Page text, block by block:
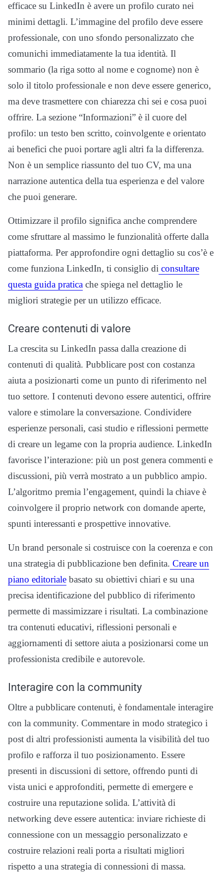
efficace su LinkedIn è avere un profilo curato nei
minimi dettagli. L’immagine del profilo deve essere
professionale, con uno sfondo personalizzato che
comunichi immediatamente la tua identità. Il
sommario (la riga sotto al nome e cognome) non è
solo il titolo professionale e non deve essere generico,
ma deve trasmettere con chiarezza chi sei e cosa puoi
offrire. La sezione “Informazioni” è il cuore del
profilo: un testo ben scritto, coinvolgente e orientato
ai benefici che puoi portare agli altri fa la differenza.
Non è un semplice riassunto del tuo CV, ma una
narrazione autentica della tua esperienza e del valore
che puoi generare.
Ottimizzare il profilo significa anche comprendere
come sfruttare al massimo le funzionalità offerte dalla
piattaforma. Per approfondire ogni dettaglio su cos’è e
come funziona LinkedIn, ti consiglio di consultare
questa guida pratica che spiega nel dettaglio le
migliori strategie per un utilizzo efficace.
Creare contenuti di valore
La crescita su LinkedIn passa dalla creazione di
contenuti di qualità. Pubblicare post con costanza
aiuta a posizionarti come un punto di riferimento nel
tuo settore. I contenuti devono essere autentici, offrire
valore e stimolare la conversazione. Condividere
esperienze personali, casi studio e riflessioni permette
di creare un legame con la propria audience. LinkedIn
favorisce l’interazione: più un post genera commenti e
discussioni, più verrà mostrato a un pubblico ampio.
L’algoritmo premia l’engagement, quindi la chiave è
coinvolgere il proprio network con domande aperte,
spunti interessanti e prospettive innovative.
Un brand personale si costruisce con la coerenza e con
una strategia di pubblicazione ben definita. Creare un
piano editoriale basato su obiettivi chiari e su una
precisa identificazione del pubblico di riferimento
permette di massimizzare i risultati. La combinazione
tra contenuti educativi, riflessioni personali e
aggiornamenti di settore aiuta a posizionarsi come un
professionista credibile e autorevole.
Interagire con la community
Oltre a pubblicare contenuti, è fondamentale interagire
con la community. Commentare in modo strategico i
post di altri professionisti aumenta la visibilità del tuo
profilo e rafforza il tuo posizionamento. Essere
presenti in discussioni di settore, offrendo punti di
vista unici e approfonditi, permette di emergere e
costruire una reputazione solida. L’attività di
networking deve essere autentica: inviare richieste di
connessione con un messaggio personalizzato e
costruire relazioni reali porta a risultati migliori
rispetto a una strategia di connessioni di massa.